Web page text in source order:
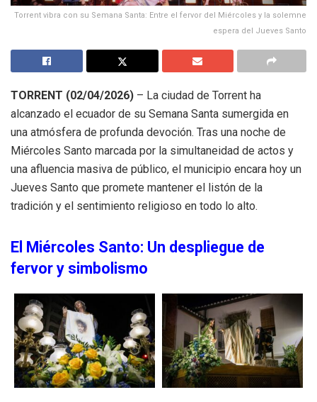
Torrent vibra con su Semana Santa: Entre el fervor del Miércoles y la solemne
espera del Jueves Santo
TORRENT (02/04/2026) – La ciudad de Torrent ha
alcanzado el ecuador de su Semana Santa sumergida en
una atmósfera de profunda devoción. Tras una noche de
Miércoles Santo marcada por la simultaneidad de actos y
una afluencia masiva de público, el municipio encara hoy un
Jueves Santo que promete mantener el listón de la
tradición y el sentimiento religioso en todo lo alto.
El Miércoles Santo: Un despliegue de
fervor y simbolismo